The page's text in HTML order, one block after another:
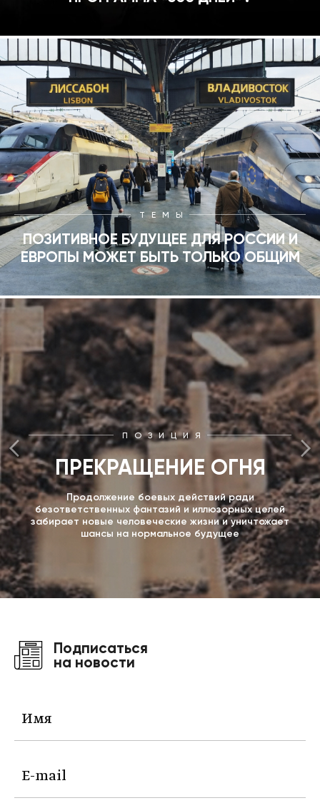
ТЕМЫ
ПОЗИТИВНОЕ БУДУЩЕЕ ДЛЯ РОССИИ И
ЕВРОПЫ МОЖЕТ БЫТЬ ТОЛЬКО ОБЩИМ
ПОЗИЦИЯ
ПРЕКРАЩЕНИЕ ОГНЯ
Продолжение боевых действий ради
безответственных фантазий и иллюзорных целей
забирает новые человеческие жизни и уничтожает
шансы на нормальное будущее
Подписаться
на новости